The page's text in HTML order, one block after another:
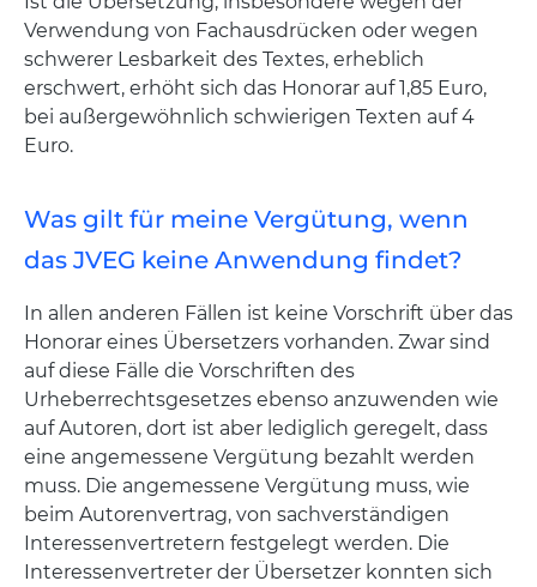
Verwendung von Fachausdrücken oder wegen
schwerer Lesbarkeit des Textes, erheblich
erschwert, erhöht sich das Honorar auf 1,85 Euro,
bei außergewöhnlich schwierigen Texten auf 4
Euro.
Was gilt für meine Vergütung, wenn
das JVEG keine Anwendung findet?
In allen anderen Fällen ist keine Vorschrift über das
Honorar eines Übersetzers vorhanden. Zwar sind
auf diese Fälle die Vorschriften des
Urheberrechtsgesetzes ebenso anzuwenden wie
auf Autoren, dort ist aber lediglich geregelt, dass
eine angemessene Vergütung bezahlt werden
muss. Die angemessene Vergütung muss, wie
beim Autorenvertrag, von sachverständigen
Interessenvertretern festgelegt werden. Die
Interessenvertreter der Übersetzer konnten sich